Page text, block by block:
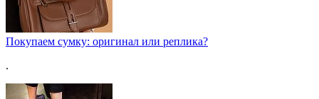
Покупаем сумку: оригинал или реплика?
.